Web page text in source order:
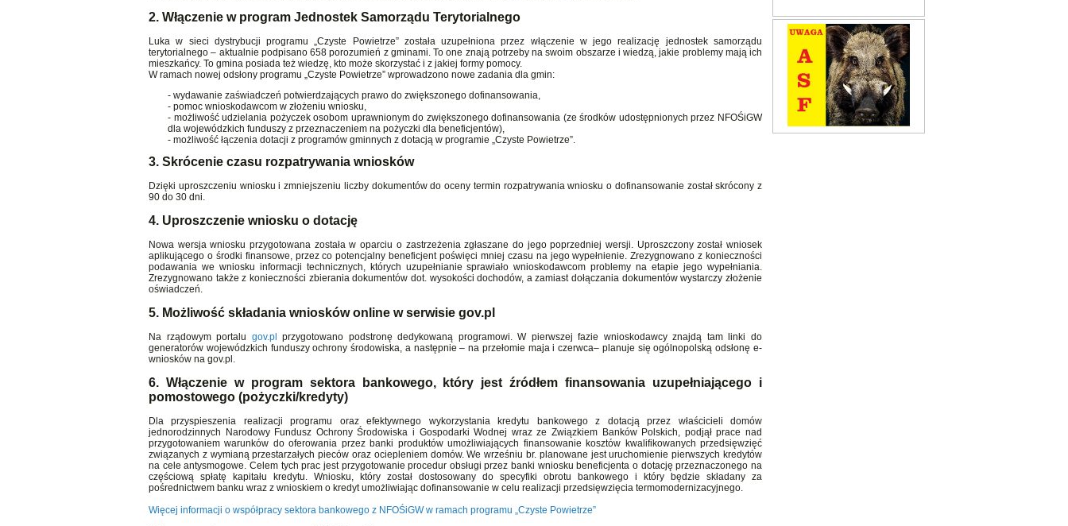
2. Włączenie w program Jednostek Samorządu Terytorialnego
Luka w sieci dystrybucji programu „Czyste Powietrze” została uzupełniona przez włączenie w jego realizację jednostek samorządu
terytorialnego – aktualnie podpisano 658 porozumień z gminami. To one znają potrzeby na swoim obszarze i wiedzą, jakie problemy mają ich
mieszkańcy. To gmina posiada też wiedzę, kto może skorzystać i z jakiej formy pomocy.
W ramach nowej odsłony programu „Czyste Powietrze” wprowadzono nowe zadania dla gmin:
- wydawanie zaświadczeń potwierdzających prawo do zwiększonego dofinansowania,
- pomoc wnioskodawcom w złożeniu wniosku,
- możliwość udzielania pożyczek osobom uprawnionym do zwiększonego dofinansowania (ze środków udostępnionych przez NFOŚiGW
dla wojewódzkich funduszy z przeznaczeniem na pożyczki dla beneficjentów),
- możliwość łączenia dotacji z programów gminnych z dotacją w programie „Czyste Powietrze”.
3. Skrócenie czasu rozpatrywania wniosków
Dzięki uproszczeniu wniosku i zmniejszeniu liczby dokumentów do oceny termin rozpatrywania wniosku o dofinansowanie został skrócony z
90 do 30 dni.
4. Uproszczenie wniosku o dotację
Nowa wersja wniosku przygotowana została w oparciu o zastrzeżenia zgłaszane do jego poprzedniej wersji. Uproszczony został wniosek
aplikującego o środki finansowe, przez co potencjalny beneficjent poświęci mniej czasu na jego wypełnienie. Zrezygnowano z konieczności
podawania we wniosku informacji technicznych, których uzupełnianie sprawiało wnioskodawcom problemy na etapie jego wypełniania.
Zrezygnowano także z konieczności zbierania dokumentów dot. wysokości dochodów, a zamiast dołączania dokumentów wystarczy złożenie
oświadczeń.
5. Możliwość składania wniosków online w serwisie gov.pl
Na rządowym portalu gov.pl
przygotowano podstronę dedykowaną programowi. W pierwszej fazie wnioskodawcy znajdą tam linki do
generatorów wojewódzkich funduszy ochrony środowiska, a następnie – na przełomie maja i czerwca– planuje się ogólnopolską odsłonę e-
wniosków na gov.pl.
6. Włączenie w program sektora bankowego, który jest źródłem finansowania uzupełniającego i
pomostowego (pożyczki/kredyty)
Dla przyspieszenia realizacji programu oraz efektywnego wykorzystania kredytu bankowego z dotacją przez właścicieli domów
jednorodzinnych Narodowy Fundusz Ochrony Środowiska i Gospodarki Wodnej wraz ze Związkiem Banków Polskich, podjął prace nad
przygotowaniem warunków do oferowania przez banki produktów umożliwiających finansowanie kosztów kwalifikowanych przedsięwzięć
związanych z wymianą przestarzałych pieców oraz ociepleniem domów. We wrześniu br. planowane jest uruchomienie pierwszych kredytów
na cele antysmogowe. Celem tych prac jest przygotowanie procedur obsługi przez banki wniosku beneficjenta o dotację przeznaczonego na
częściową spłatę kapitału kredytu. Wniosku, który został dostosowany do specyfiki obrotu bankowego i który będzie składany za
pośrednictwem banku wraz z wnioskiem o kredyt umożliwiając dofinansowanie w celu realizacji przedsięwzięcia termomodernizacyjnego.
Więcej informacji o współpracy sektora bankowego z NFOŚiGW w ramach programu „Czyste Powietrze”